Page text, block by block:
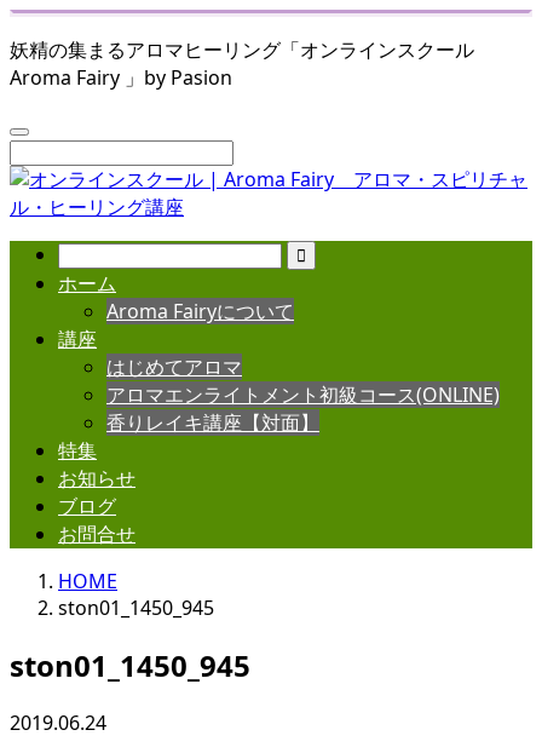
妖精の集まるアロマヒーリング「オンラインスクール
Aroma Fairy 」by Pasion
ホーム
Aroma Fairyについて
講座
はじめてアロマ
アロマエンライトメント初級コース(ONLINE)
香りレイキ講座【対面】
特集
お知らせ
ブログ
お問合せ
HOME
ston01_1450_945
ston01_1450_945
2019.06.24